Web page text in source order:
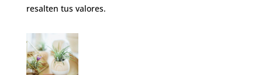
resalten tus valores.